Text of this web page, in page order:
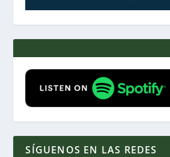
SÍGUENOS EN LAS REDES